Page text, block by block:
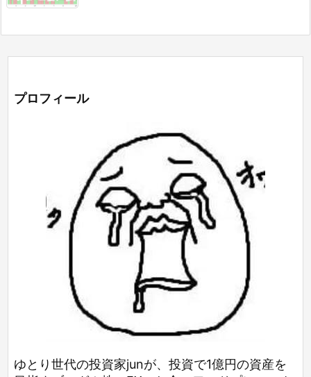
プロフィール
ゆとり世代の投資家junが、投資で1億円の資産を